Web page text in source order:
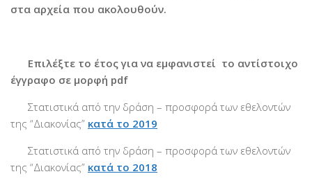
Καταστατικό
Βραβεύσεις
Βραβεύσεις
Εθελοντές
Γίνε εθελοντής
Εκπαίδευση
Θεωρητική
στα αρχεία που ακολουθούν.
Επιλέξτε το έτος για να εμφανιστεί το αντίστοιχο
έγγραφο σε μορφή pdf
Στατιστικά από την δράση – προσφορά των εθελοντών
της “Διακονίας” κατά το 2019
Στατιστικά από την δράση – προσφορά των εθελοντών
της “Διακονίας” κατά το 2018